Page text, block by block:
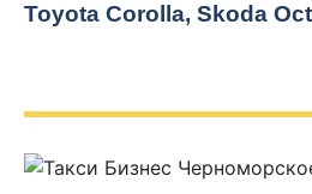
Toyota Corolla, Skoda